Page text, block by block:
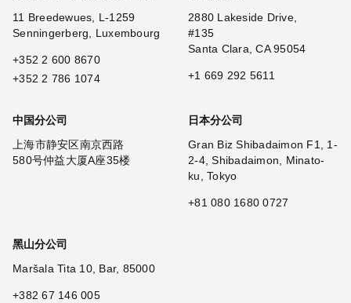
11 Breedewues, L-1259
Senningerberg, Luxembourg
+352 2 600 8670
+352 2 786 1074
2880 Lakeside Drive,
#135
Santa Clara, CA 95054
+1 669 292 5611
中国分公司
上海市静安区南京西路
580号仲益大厦A座35楼
日本分公司
Gran Biz Shibadaimon F1, 1-
2-4, Shibadaimon, Minato-
ku, Tokyo
+81 080 1680 0727
黑山分公司
Maršala Tita 10, Bar, 85000
+382 67 146 005